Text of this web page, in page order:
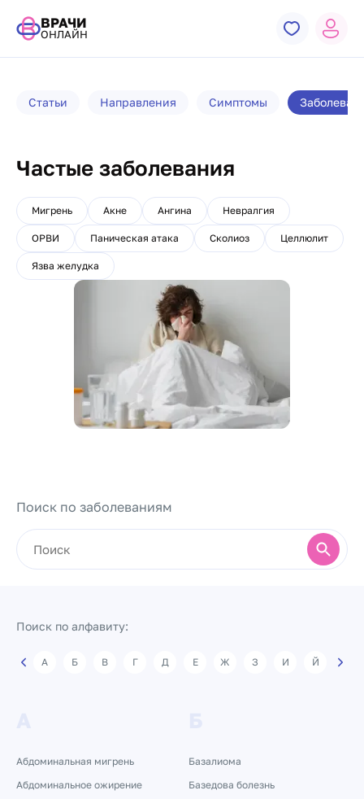
ВРАЧИ
ОНЛАЙН
Статьи Направления Симптомы
Частые заболевания
Мигрень Акне Ангина Невралгия
ОРВИ Паническая атака Сколиоз Целлюлит
Язва желудка
Поиск по заболеваниям
Поиск по алфавиту:
А Б В Г Д Е Ж З И Й К
Абдоминальная мигрень
Абдоминальное ожирение
Базалиома
Базедова болезнь